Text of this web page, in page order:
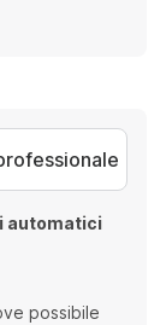
automatici
possibile